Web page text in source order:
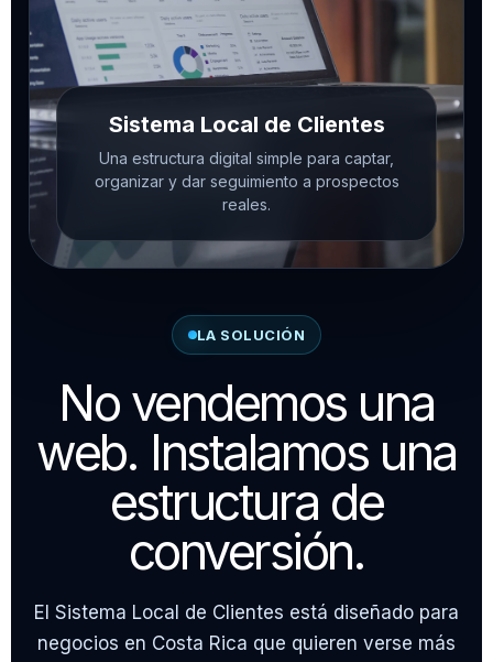
Sistema Local de Clientes
Una estructura digital simple para captar,
organizar y dar seguimiento a prospectos
reales.
LA SOLUCIÓN
No vendemos una
web. Instalamos una
estructura de
conversión.
El Sistema Local de Clientes está diseñado para
negocios en Costa Rica que quieren verse más